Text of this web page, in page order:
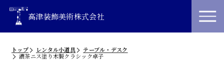
高津装飾美術株式会社
トップ レンタル小道具
テーブル・デスク
濃茶ニス塗り木製クラシック卓子